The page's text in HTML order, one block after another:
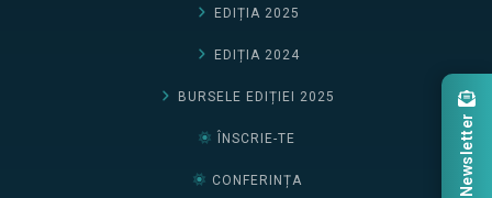
EDIȚIA 2025
EDIȚIA 2024
BURSELE EDIȚIEI 2025
ÎNSCRIE-TE
CONFERINȚA Newsletter